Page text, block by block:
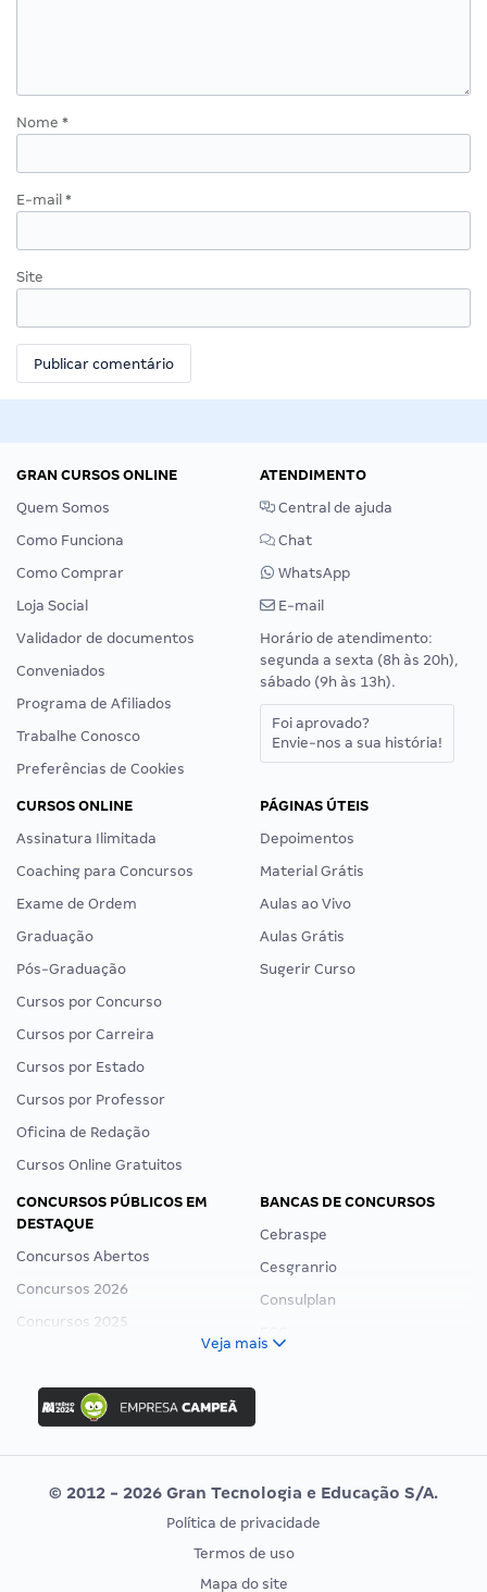
Nome *
E-mail *
Site
GRAN CURSOS ONLINE
Quem Somos
Como Funciona
Como Comprar
Loja Social
Validador de documentos
Conveniados
Programa de Afiliados
Trabalhe Conosco
Preferências de Cookies
ATENDIMENTO
Central de ajuda
Chat
WhatsApp
E-mail
Horário de atendimento:
segunda a sexta (8h às 20h),
sábado (9h às 13h).
Foi aprovado?
Envie-nos a sua história!
CURSOS ONLINE
Assinatura Ilimitada
Coaching para Concursos
Exame de Ordem
Graduação
Pós-Graduação
Cursos por Concurso
Cursos por Carreira
Cursos por Estado
Cursos por Professor
Oficina de Redação
Cursos Online Gratuitos
PÁGINAS ÚTEIS
Depoimentos
Material Grátis
Aulas ao Vivo
Aulas Grátis
Sugerir Curso
CONCURSOS PÚBLICOS EM
DESTAQUE
Concursos Abertos
Concursos 2026
Concursos 2025
Concurso Ibama
Concurso MPU
Editais publicados
BANCAS DE CONCURSOS
Cebraspe
Cesgranrio
Consulplan
Vunesp
CONCURSOS POR PROFISSÃO
EXAME DE ORDEM
Veja mais
© 2012 - 2026 Gran Tecnologia e Educação S/A.
Política de privacidade
Termos de uso
Mapa do site